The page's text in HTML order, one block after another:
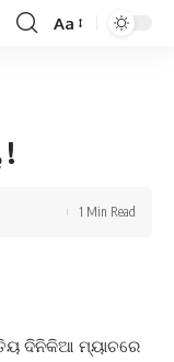
Font
Aa
1 Min Read
ଦିନିକିଆ ମ୍ୟାଚରେ